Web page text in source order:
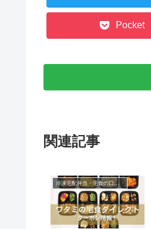
Pocket
関連記事
冷凍宅配弁当・宅食の口コミなど